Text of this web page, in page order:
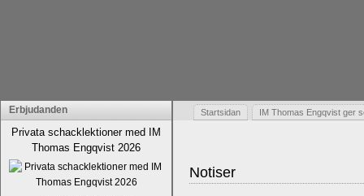
Erbjudanden
Privata schacklektioner med IM
Thomas Engqvist 2026
Startsidan IM Thomas Engqvist ger
Notiser